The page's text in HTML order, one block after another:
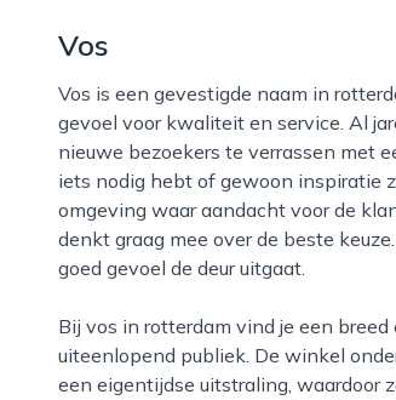
Vos
Vos is een gevestigde naam in rotterdam en staat bekend als een veelzijdige winkel met een sterk
gevoel voor kwaliteit en service. Al
nieuwe bezoekers te verrassen met
iets nodig hebt of gewoon inspiratie
omgeving waar aandacht voor de
denkt graag mee over de beste
goed gevoel de deur uitgaat.
Bij vos in rotterdam vind je een breed en doordacht aanbod, afgestemd op de wensen van een
uiteenlopend publiek. De winkel
een eigentijdse uitstraling, waardoor